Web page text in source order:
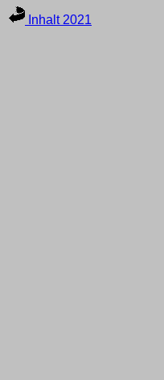
Inhalt 2021